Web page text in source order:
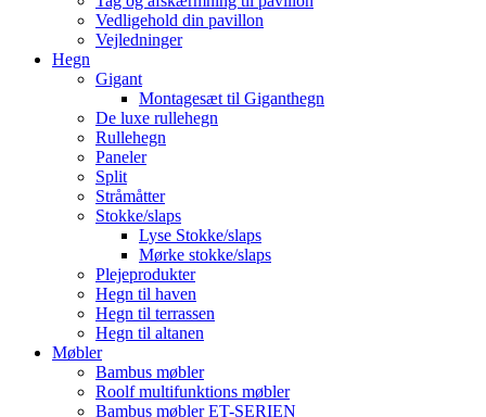
Vedligehold din pavillon
Vejledninger
Hegn
Gigant
Montagesæt til Giganthegn
De luxe rullehegn
Rullehegn
Paneler
Split
Stråmåtter
Stokke/slaps
Lyse Stokke/slaps
Mørke stokke/slaps
Plejeprodukter
Hegn til haven
Hegn til terrassen
Hegn til altanen
Møbler
Bambus møbler
Roolf multifunktions møbler
Bambus møbler ET-SERIEN